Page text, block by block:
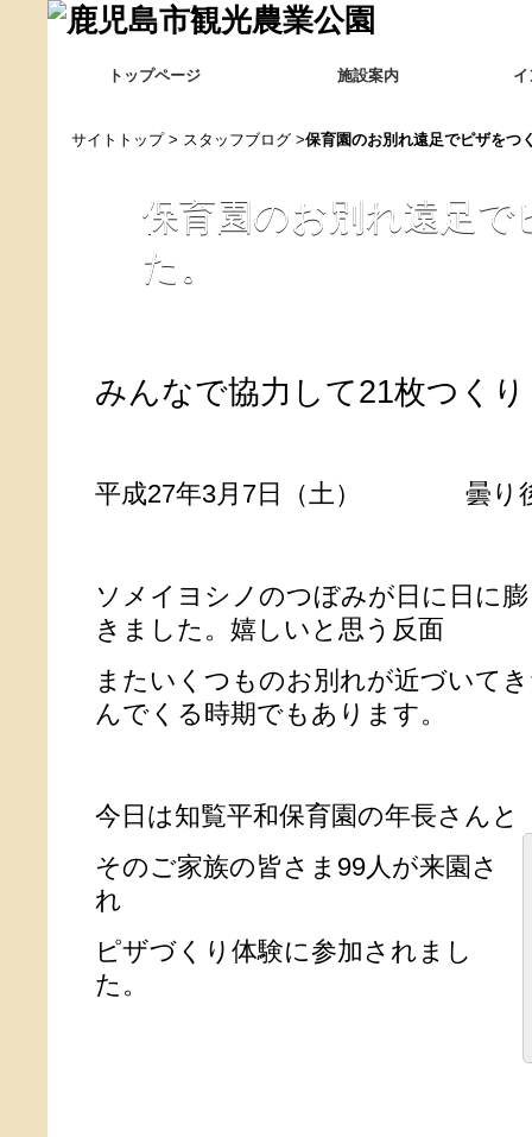
トップページ 施設案内
サイトトップ> スタッフブログ >保育園のお別れ遠足でピザをつ
保育園のお別れ遠足
た。
みんなで協力して21枚つく
平成27年3月7日（土） 曇り
ソメイヨシノのつぼみが日に日に
きました。嬉しいと思う反面
またいくつものお別れが近づいて
んでくる時期でもあります。
今日は知覧平和保育園の年長さんと
そのご家族の皆さま99人が来園さ
れ
ピザづくり体験に参加されまし
た。